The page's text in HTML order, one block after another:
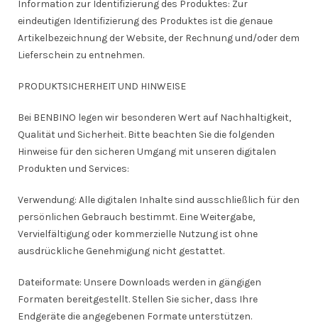
Information zur Identifizierung des Produktes: Zur
eindeutigen Identifizierung des Produktes ist die genaue
Artikelbezeichnung der Website, der Rechnung und/oder dem
Lieferschein zu entnehmen.
PRODUKTSICHERHEIT UND HINWEISE
Bei BENBINO legen wir besonderen Wert auf Nachhaltigkeit,
Qualität und Sicherheit. Bitte beachten Sie die folgenden
Hinweise für den sicheren Umgang mit unseren digitalen
Produkten und Services:
Verwendung: Alle digitalen Inhalte sind ausschließlich für den
persönlichen Gebrauch bestimmt. Eine Weitergabe,
Vervielfältigung oder kommerzielle Nutzung ist ohne
ausdrückliche Genehmigung nicht gestattet.
Dateiformate: Unsere Downloads werden in gängigen
Formaten bereitgestellt. Stellen Sie sicher, dass Ihre
Endgeräte die angegebenen Formate unterstützen.